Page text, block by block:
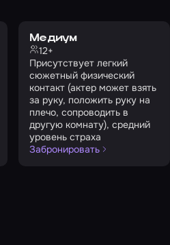
Медиум
12+
Присутствует легкий
сюжетный физический
контакт (актер может взять
за руку, положить руку на
плечо, сопроводить в
другую комнату), средний
уровень страха
Забронировать